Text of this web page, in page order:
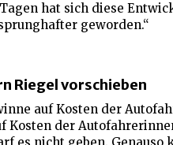
hat sich diese
geworden.“
Riegel vorschieben
auf Kosten der
Kosten der